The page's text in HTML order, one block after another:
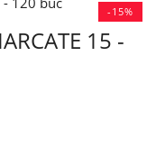
-15%
15 -